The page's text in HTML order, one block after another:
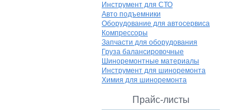
Инструмент для СТО
Авто подъемники
Оборудование для автосервиса
Компрессоры
Запчасти для оборудования
Груза балансировочные
Шиноремонтные материалы
Инструмент для шиноремонта
Химия для шиноремонта
Прайс-листы